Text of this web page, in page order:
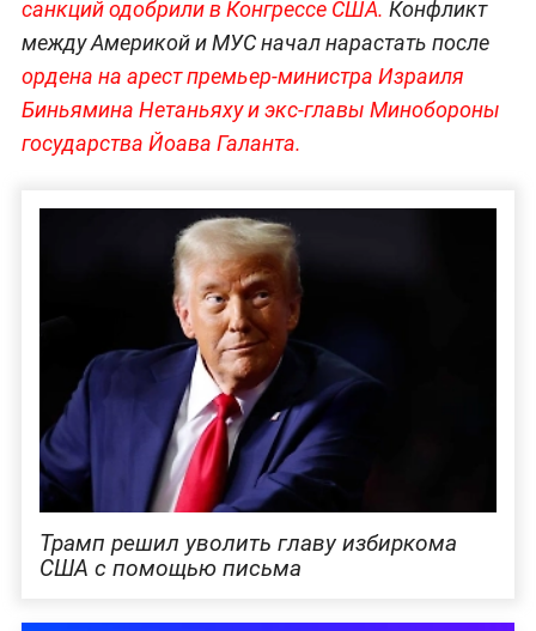
санкций одобрили в Конгрессе США. Конфликт
между Америкой и МУС начал нарастать после
ордена на арест премьер-министра Израиля
Биньямина Нетаньяху и экс-главы Минобороны
государства Йоава Галанта.
Трамп решил уволить главу избиркома
США с помощью письма